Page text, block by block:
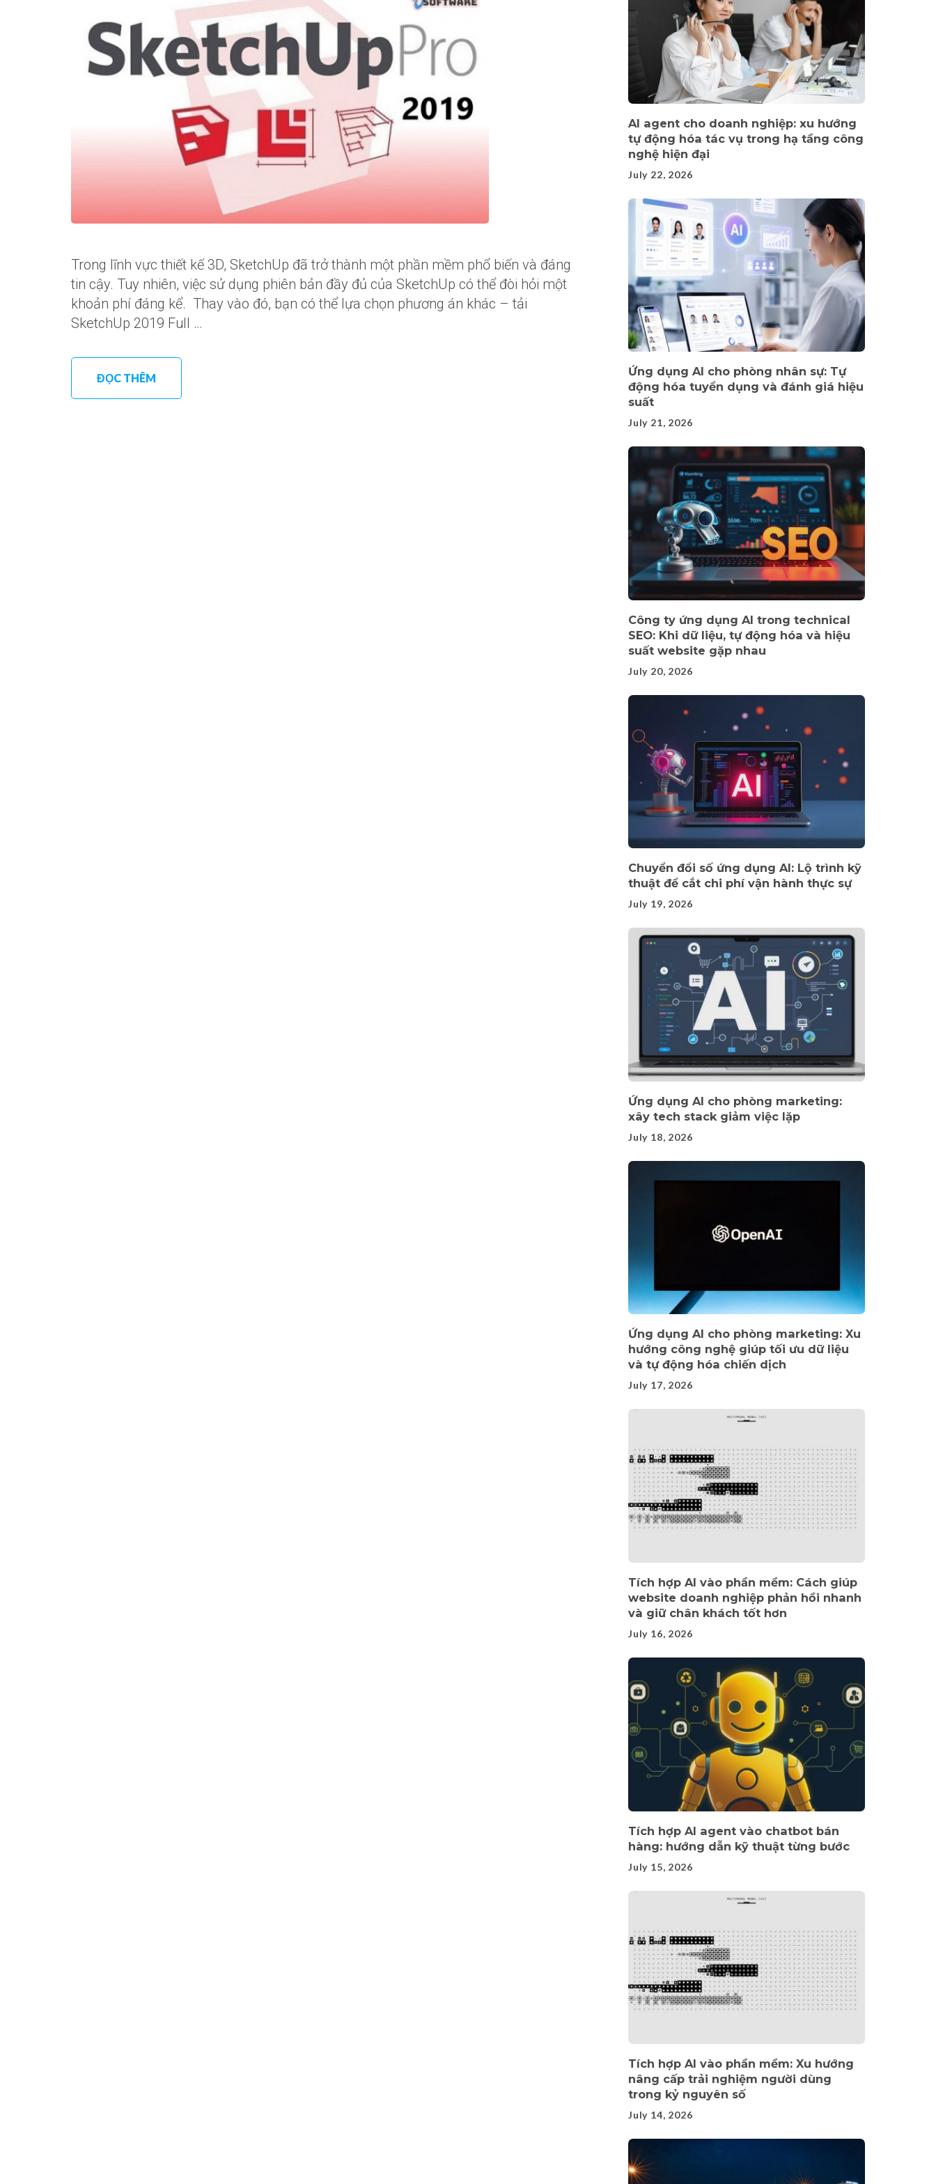
Trong lĩnh vực thiết kế 3D, SketchUp đã trở thành một phần mềm phổ biến và đáng
tin cậy. Tuy nhiên, việc sử dụng phiên bản đầy đủ của SketchUp có thể đòi hỏi một
khoản phí đáng kể. Thay vào đó, bạn có thể lựa chọn phương án khác – tải
SketchUp 2019 Full …
ĐỌC THÊM
AI agent cho doanh nghiệp: xu hướng
tự động hóa tác vụ trong hạ tầng công
nghệ hiện đại
July 22, 2026
Ứng dụng AI cho phòng nhân sự: Tự
động hóa tuyển dụng và đánh giá hiệu
suất
July 21, 2026
Công ty ứng dụng AI trong technical
SEO: Khi dữ liệu, tự động hóa và hiệu
suất website gặp nhau
July 20, 2026
Chuyển đổi số ứng dụng AI: Lộ trình kỹ
thuật để cắt chi phí vận hành thực sự
July 19, 2026
Ứng dụng AI cho phòng marketing:
xây tech stack giảm việc lặp
July 18, 2026
Ứng dụng AI cho phòng marketing: Xu
hướng công nghệ giúp tối ưu dữ liệu
và tự động hóa chiến dịch
July 17, 2026
Tích hợp AI vào phần mềm: Cách giúp
website doanh nghiệp phản hồi nhanh
và giữ chân khách tốt hơn
July 16, 2026
Tích hợp AI agent vào chatbot bán
hàng: hướng dẫn kỹ thuật từng bước
July 15, 2026
Tích hợp AI vào phần mềm: Xu hướng
nâng cấp trải nghiệm người dùng
trong kỷ nguyên số
July 14, 2026